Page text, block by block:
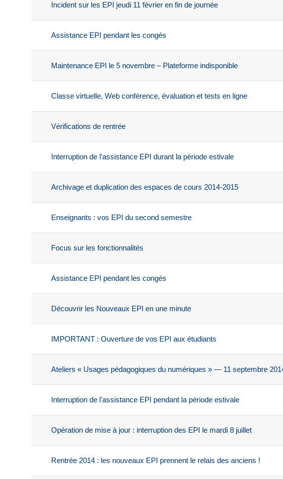
Incident sur les EPI jeudi 11 février en fin de journée
Assistance EPI pendant les congés
Maintenance EPI le 5 novembre – Plateforme indisponible
Classe virtuelle, Web conférence, évaluation et tests en ligne
Vérifications de rentrée
Interruption de l'assistance EPI durant la période estivale
Archivage et duplication des espaces de cours 2014-2015
Enseignants : vos EPI du second semestre
Focus sur les fonctionnalités
Assistance EPI pendant les congés
Découvrir les Nouveaux EPI en une minute
IMPORTANT : Ouverture de vos EPI aux étudiants
Ateliers « Usages pédagogiques du numériques » — 11 septembre
Interruption de l'assistance EPI pendant la période estivale
Opération de mise à jour : interruption des EPI le mardi 8 juillet
Rentrée 2014 : les nouveaux EPI prennent le relais des anciens !